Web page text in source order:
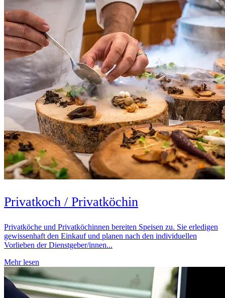
Privatkoch / Privatköchin
Privatköche und Privatköchinnen bereiten Speisen zu. Sie erledigen
gewissenhaft den Einkauf und planen nach den individuellen
Vorlieben der Dienstgeber/innen...
Mehr lesen